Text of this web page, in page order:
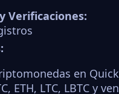
Verificaciones:
en
ETH, LTC, LBTC y